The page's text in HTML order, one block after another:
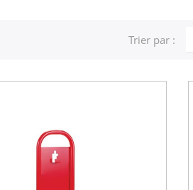
Trier par :